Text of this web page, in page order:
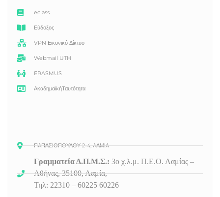
eclass
Εύδοξος
VPN Εικονικό Δίκτυο
Webmail UTH
ERASMUS
ΑκαδημαϊκήΤαυτότητα
ΠΑΠΑΣΙΟΠΟΥΛΟΥ 2-4, ΛΑΜΙΑ
Γραμματεία Δ.Π.Μ.Σ.: 3οχ.λ.μ. Π.Ε.Ο. Λαμίας –
Αθήνας, 35100, Λαμία,
Τηλ: 22310 – 60225 60226